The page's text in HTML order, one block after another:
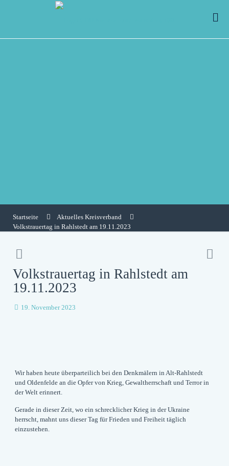
Startseite
Aktuelles Kreisverband
Volkstrauertag in Rahlstedt am 19.11.2023
Volkstrauertag in Rahlstedt am
19.11.2023
19. November 2023
Wir haben heute überparteilich bei den Denkmälern in Alt-Rahlstedt
und Oldenfelde an die Opfer von Krieg, Gewaltherrschaft und Terror in
der Welt erinnert.
Gerade in dieser Zeit, wo ein schrecklicher Krieg in der Ukraine
herrscht, mahnt uns dieser Tag für Frieden und Freiheit täglich
einzustehen.